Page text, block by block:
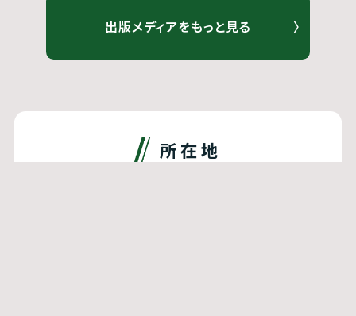
出版メディアをもっと見る
所在地